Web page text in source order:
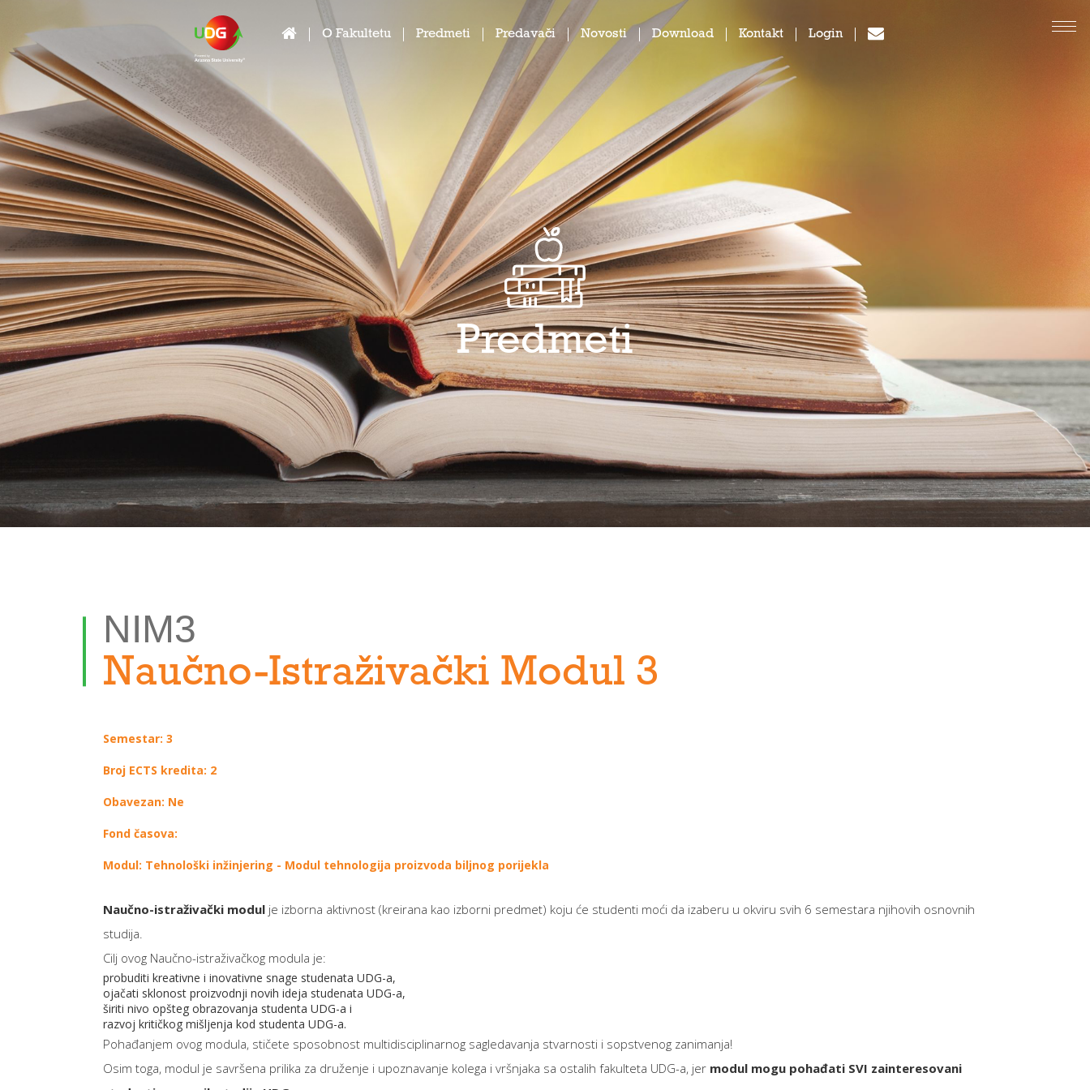
O Fakultetu Predmeti Predavači Novosti Download Kontakt Login
Predmeti
NIM3
Naučno-Istraživački Modul 3
Semestar: 3
Broj ECTS kredita: 2
Obavezan: Ne
Fond časova:
Modul: Tehnološki inžinjering - Modul tehnologija proizvoda biljnog porijekla
Naučno-istraživački modul je izborna aktivnost (kreirana kao izborni predmet) koju će studenti moći da izaberu u okviru svih 6 semestara njihovih osnovnih
studija.
Cilj ovog Naučno-istraživačkog modula je:
probuditi kreativne i inovativne snage studenata UDG-a,
ojačati sklonost proizvodnji novih ideja studenata UDG-a,
širiti nivo opšteg obrazovanja studenta UDG-a i
razvoj kritičkog mišljenja kod studenta UDG-a.
Pohađanjem ovog modula, stičete sposobnost multidisciplinarnog sagledavanja stvarnosti i sopstvenog zanimanja!
Osim toga, modul je savršena prilika za druženje i upoznavanje kolega i vršnjaka sa ostalih fakulteta UDG-a, jer modul mogu pohađati SVI zainteresovani